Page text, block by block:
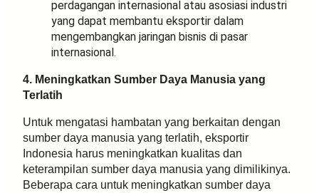
perdagangan internasional atau asosiasi industri
yang dapat membantu eksportir dalam
mengembangkan jaringan bisnis di pasar
internasional.
4. Meningkatkan Sumber Daya Manusia yang
Terlatih
Untuk mengatasi hambatan yang berkaitan dengan
sumber daya manusia yang terlatih, eksportir
Indonesia harus meningkatkan kualitas dan
keterampilan sumber daya manusia yang dimilikinya.
Beberapa cara untuk meningkatkan sumber daya